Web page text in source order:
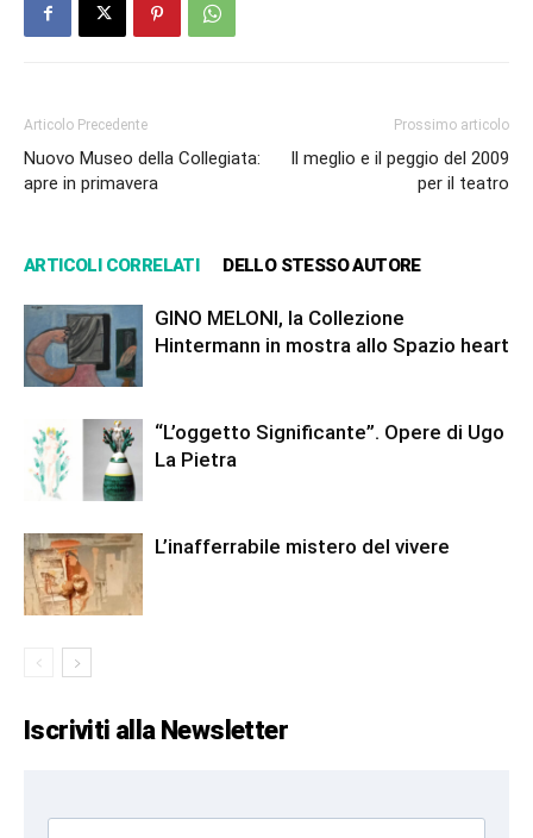
Articolo Precedente
Nuovo Museo della Collegiata:
apre in primavera
Prossimo articolo
Il meglio e il peggio del 2009
per il teatro
ARTICOLI CORRELATI DELLO STESSO AUTORE
GINO MELONI, la Collezione
Hintermann in mostra allo Spazio heart
“L’oggetto Significante”. Opere di Ugo
La Pietra
L’inafferrabile mistero del vivere
Iscriviti alla Newsletter